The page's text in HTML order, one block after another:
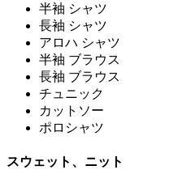
半袖 シャツ
長袖 シャツ
アロハ シャツ
半袖 ブラウス
長袖 ブラウス
チュニック
カットソー
ポロシャツ
スウェット、ニット